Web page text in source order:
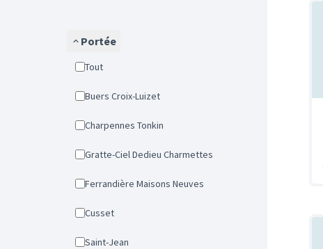
Portée
Tout
Buers Croix-Luizet
Charpennes Tonkin
Gratte-Ciel Dedieu Charmettes
Ferrandière Maisons Neuves
Cusset
Saint-Jean